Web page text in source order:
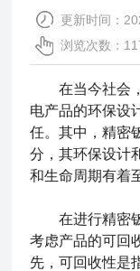
更新时间：
浏览次数：
在当今社会，
电产品的环保设
任。其中，精密
分，其环保设计
和生命周期有着
在进行精密钣
考虑产品的可回
先，可回收性是